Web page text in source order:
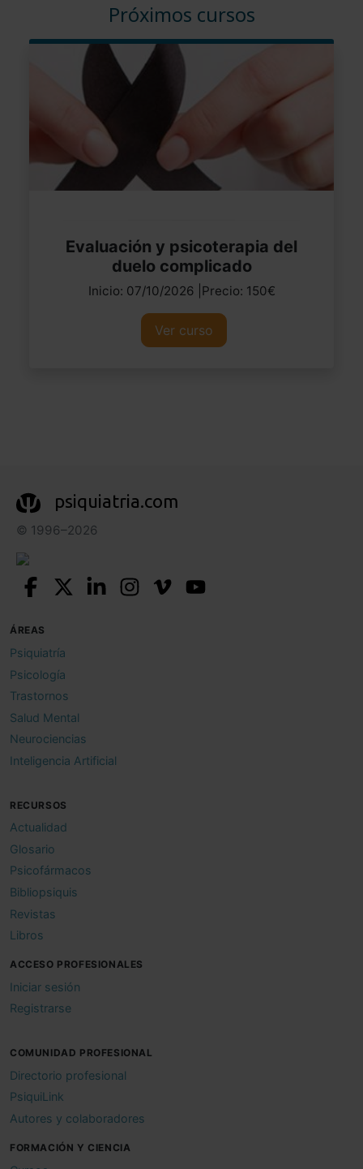
Próximos cursos
Evaluación y psicoterapia del
duelo complicado
Inicio: 07/10/2026 |Precio: 150€
Ver curso
psiquiatria.com
© 1996–2026
ÁREAS
Psiquiatría
Psicología
Trastornos
Salud Mental
Neurociencias
Inteligencia Artificial
RECURSOS
Actualidad
Glosario
Psicofármacos
Bibliopsiquis
Revistas
Libros
ACCESO PROFESIONALES
Iniciar sesión
Registrarse
COMUNIDAD PROFESIONAL
Directorio profesional
PsiquiLink
Autores y colaboradores
FORMACIÓN Y CIENCIA